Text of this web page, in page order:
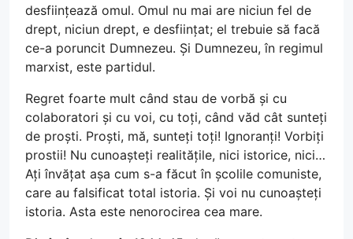
desființează omul. Omul nu mai are niciun fel de
drept, niciun drept, e desființat; el trebuie să facă
ce-a poruncit Dumnezeu. Și Dumnezeu, în regimul
marxist, este partidul.
Regret foarte mult când stau de vorbă și cu
colaboratori și cu voi, cu toți, când văd cât sunteți
de proști. Proști, mă, sunteți toți! Ignoranți! Vorbiți
prostii! Nu cunoașteți realitățile, nici istorice, nici…
Ați învățat așa cum s-a făcut în școlile comuniste,
care au falsificat total istoria. Și voi nu cunoașteți
istoria. Asta este nenorocirea cea mare.